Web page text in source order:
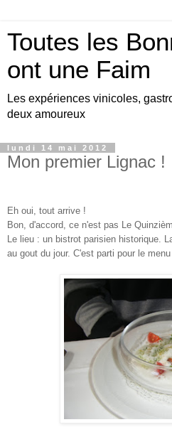
Toutes les
ont une Faim
Les expériences vinicoles,
deux amoureux
lundi 14 mai 2012
Mon premier Lignac !
Eh oui, tout arrive !
Bon, d'accord, ce n'est pas Le
Le lieu : un bistrot parisien historique.
au gout du jour. C'est parti pour le